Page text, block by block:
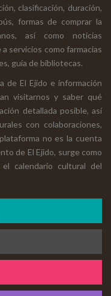
clasificación, duración,
formas de comprar la
así como noticias
servicios como farmacias
guía de bibliotecas.
de El Ejido e información
visitarnos y saber qué
detallada posible, así
con colaboraciones,
no es la cuenta
de El Ejido, surge como
calendario cultural del